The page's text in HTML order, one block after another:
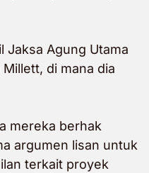
Jaksa Agung Utama
di mana dia
mereka berhak
argumen lisan untuk
terkait proyek